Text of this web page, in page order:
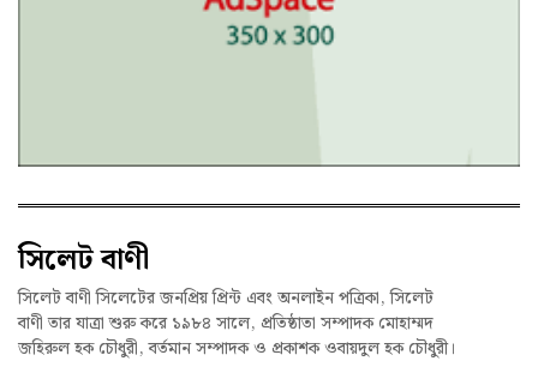
সিলেট বাণী
সিলেট বাণী সিলেটের জনপ্রিয় প্রিন্ট এবং অনলাইন পত্রিকা, সিলেট
বাণী তার যাত্রা শুরু করে ১৯৮৪ সালে, প্রতিষ্ঠাতা সম্পাদক মোহাম্মদ
জহিরুল হক চৌধুরী, বর্তমান সম্পাদক ও প্রকাশক ওবায়দুল হক চৌধুরী।